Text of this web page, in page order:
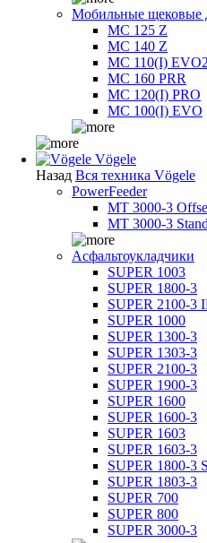
Мобильные щековые
MC 125 Z
MC 140 Z
MC 110(I) EVO2
MC 160 PRR
MC 120(I) PRO
MC 100(I) EVO
Vögele
Назад Вся техника Vögele
PowerFeeder
MT 3000-3
MT 3000-3
Асфальтоукладчики
SUPER 1003
SUPER 1800-3
SUPER 2100-3
SUPER 1000
SUPER 1300-3
SUPER 1303-3
SUPER 2100-3
SUPER 1900-3
SUPER 1600
SUPER 1600-3
SUPER 1603
SUPER 1603-3
SUPER 1800-3
SUPER 1803-3
SUPER 700
SUPER 800
SUPER 3000-3